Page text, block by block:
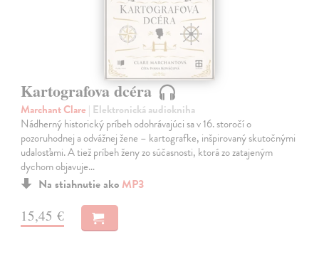
Kartografova dcéra
Marchant Clare | Elektronická audiokniha
Nádherný historický príbeh odohrávajúci sa v 16. storočí o
pozoruhodnej a odvážnej žene – kartografke, inšpirovaný skutočnými
udalosťami. A tiež príbeh ženy zo súčasnosti, ktorá zo zatajeným
dychom objavuje…
Na stiahnutie ako MP3
15,45 €